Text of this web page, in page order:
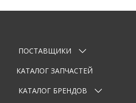
Оставьте заявку
Ваше имя
Email
ПОСТАВЩИКИ
КАТАЛОГ ЗАПЧАСТЕЙ
КАТАЛОГ БРЕНДОВ